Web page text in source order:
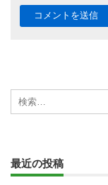
索:
最近の投稿